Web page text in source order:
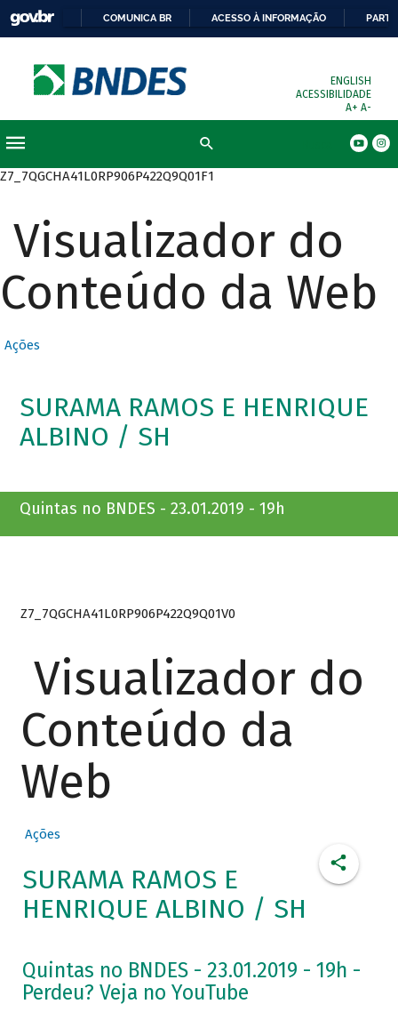
COMUNICA BR ACESSO À INFORMAÇÃO
ENGLISH
ACESSIBILIDADE
A+ A-
Z7_7QGCHA41L0RP906P422Q9Q01F1
Visualizador do
Conteúdo da Web
Ações
SURAMA RAMOS E HENRIQUE
ALBINO / SH
Quintas no BNDES - 23.01.2019 - 19h
Z7_7QGCHA41L0RP906P422Q9Q01V0
Visualizador do
Conteúdo da
Web
Ações
SURAMA RAMOS E
HENRIQUE ALBINO / SH
Quintas no BNDES - 23.01.2019 - 19h -
Perdeu? Veja no YouTube